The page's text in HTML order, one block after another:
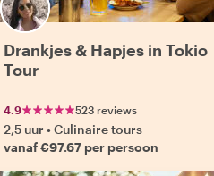
Drankjes & Hapjes in Tokio
Tour
4.9 523 reviews
2,5 uur •Culinaire tours
vanaf €97.67 per persoon